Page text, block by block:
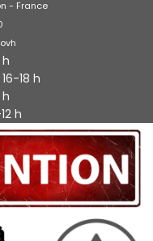
- France
h
18 h
h
h